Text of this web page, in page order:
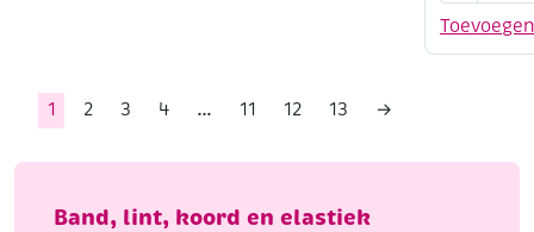
Toevoegen
knopen
1 2 3 4 … 11 12 13 →
Band, lint, koord en elastiek